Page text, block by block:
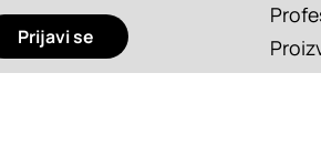
Prijavi se